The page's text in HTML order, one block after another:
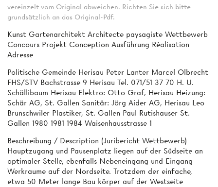
vereinzelt vom Original abweichen. Richten Sie sich bitte
grundsätzlich an das Original-Pdf.
Kunst Gartenarchitekt Architecte paysagiste Wettbewerb
Concours Projekt Conception Ausführung Réalisation
Adresse
Politische Gemeinde Herisau Peter Lanter Marcel Olbrecht
FHS/STV Bachstrasse 9 Herisau Tel. 071/51 37 70 H. U.
Schällibaum Herisau Elektro: Otto Graf, Herisau Heizung:
Schär AG, St. Gallen Sanitär: Jörg Aider AG, Herisau Leo
Brunschwiler Plastiker, St. Gallen Paul Rutishauser St.
Gallen 1980 1981 1984 Waisenhausstrasse 1
Beschreibung / Description (Juribericht Wettbewerb)
Hauptzugang und Pausenplatz liegen auf der Südseite an
optimaler Stelle, ebenfalls Nebeneingang und Eingang
Werkraume auf der Nordseite. Trotzdem der einfache,
etwa 50 Meter lange Bau körper auf der Westseite